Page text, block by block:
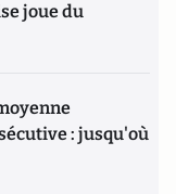
joue du
: jusqu'où